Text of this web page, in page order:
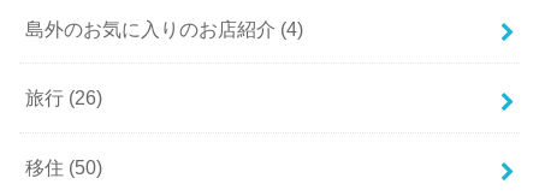
島外のお気に入りのお店紹介 (4)
旅行 (26)
移住 (50)